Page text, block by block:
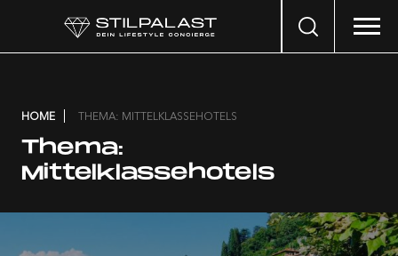
Search
HOME THEMA: MITTELKLASSEHOTELS
Thema:
Mittelklassehotels